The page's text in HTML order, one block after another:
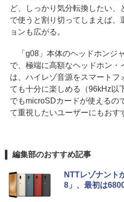
ど、しっかり気分転換したい、
で使うと割り切ってしまえば、
ョンも広がる。
「g08」本体のヘッドホンジ
で、極端に高額なヘッドホン・
は、ハイレゾ音源をスマートフ
ても十分に楽しめる（96kHz以
でもmicroSDカードが使えるの
て重視したいユーザーにもおす
編集部のおすすめ記事
NTTレゾナント
8」、最初は